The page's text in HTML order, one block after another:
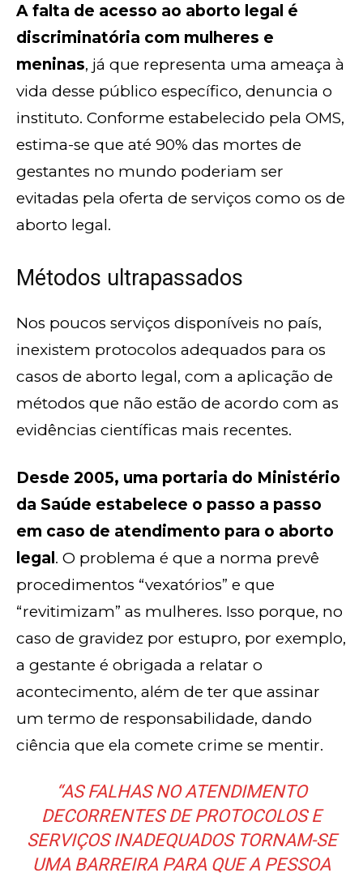
A falta de acesso ao aborto legal é
discriminatória com mulheres e
meninas, já que representa uma ameaça à
vida desse público específico, denuncia o
instituto. Conforme estabelecido pela OMS,
estima-se que até 90% das mortes de
gestantes no mundo poderiam ser
evitadas pela oferta de serviços como os de
aborto legal.
Métodos ultrapassados
Nos poucos serviços disponíveis no país,
inexistem protocolos adequados para os
casos de aborto legal, com a aplicação de
métodos que não estão de acordo com as
evidências científicas mais recentes.
Desde 2005, uma portaria do Ministério
da Saúde estabelece o passo a passo
em caso de atendimento para o aborto
legal . O problema é que a norma prevê
procedimentos “vexatórios” e que
“revitimizam” as mulheres. Isso porque, no
caso de gravidez por estupro, por exemplo,
a gestante é obrigada a relatar o
acontecimento, além de ter que assinar
um termo de responsabilidade, dando
ciência que ela comete crime se mentir.
“AS FALHAS NO ATENDIMENTO
DECORRENTES DE PROTOCOLOS E
SERVIÇOS INADEQUADOS TORNAM-SE
UMA BARREIRA PARA QUE A PESSOA